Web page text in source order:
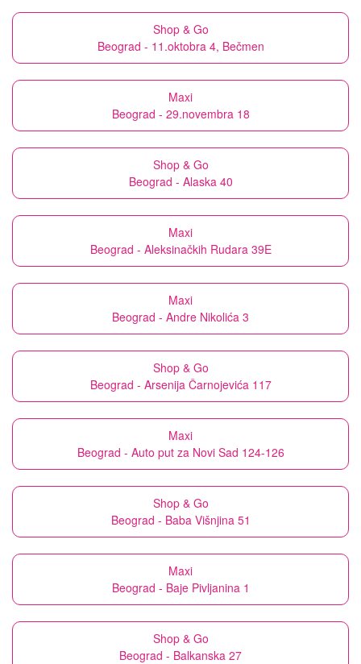
Shop & Go
Beograd - 11.oktobra 4, Bečmen
Maxi
Beograd - 29.novembra 18
Shop & Go
Beograd - Alaska 40
Maxi
Beograd - Aleksinačkih Rudara 39E
Maxi
Beograd - Andre Nikolića 3
Shop & Go
Beograd - Arsenija Čarnojevića 117
Maxi
Beograd - Auto put za Novi Sad 124-126
Shop & Go
Beograd - Baba Višnjina 51
Maxi
Beograd - Baje Pivljanina 1
Shop & Go
Beograd - Balkanska 27